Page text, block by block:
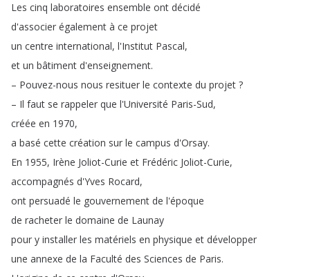
Les cinq laboratoires ensemble ont décidé
d'associer également à ce projet
un centre international, l'Institut Pascal,
et un bâtiment d'enseignement.
– Pouvez-nous nous resituer le contexte du projet ?
– Il faut se rappeler que l'Université Paris-Sud,
créée en 1970,
a basé cette création sur le campus d'Orsay.
En 1955, Irène Joliot-Curie et Frédéric Joliot-Curie,
accompagnés d'Yves Rocard,
ont persuadé le gouvernement de l'époque
de racheter le domaine de Launay
pour y installer les matériels en physique et développer
une annexe de la Faculté des Sciences de Paris.